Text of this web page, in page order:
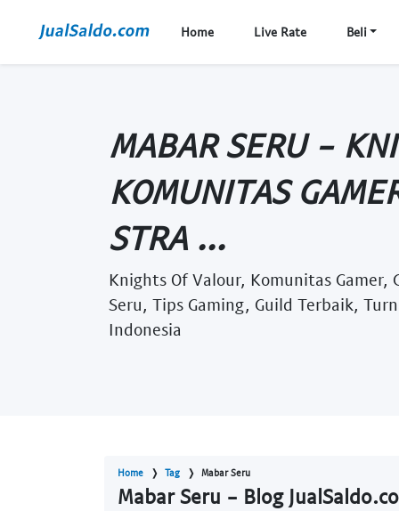
Home Live Rate Beli
MABAR SERU -
KOMUNITAS
STRA ...
Knights Of Valour, Komunitas Gamer,
Seru, Tips Gaming, Guild Terbaik,
Indonesia
Home Tag Mabar Seru
Mabar Seru - Blog